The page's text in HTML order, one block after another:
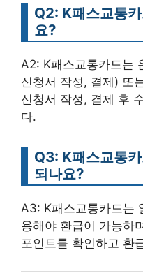
Q2: K패스교통
요?
A2: K패스교통카드는
신청서 작성, 결제) 또
신청서 작성, 결제 후
다.
Q3: K패스교통
되나요?
A3: K패스교통카드는
용해야 환급이 가능하
포인트를 확인하고 환